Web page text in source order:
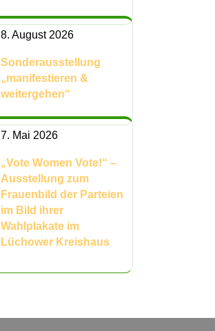
8. August 2026
Sonderausstellung
„manifestieren &
weitergehen“
7. Mai 2026
„Vote Women Vote!“ –
Ausstellung zum
Frauenbild der Parteien
im Bild ihrer
Wahlplakate im
Lüchower Kreishaus